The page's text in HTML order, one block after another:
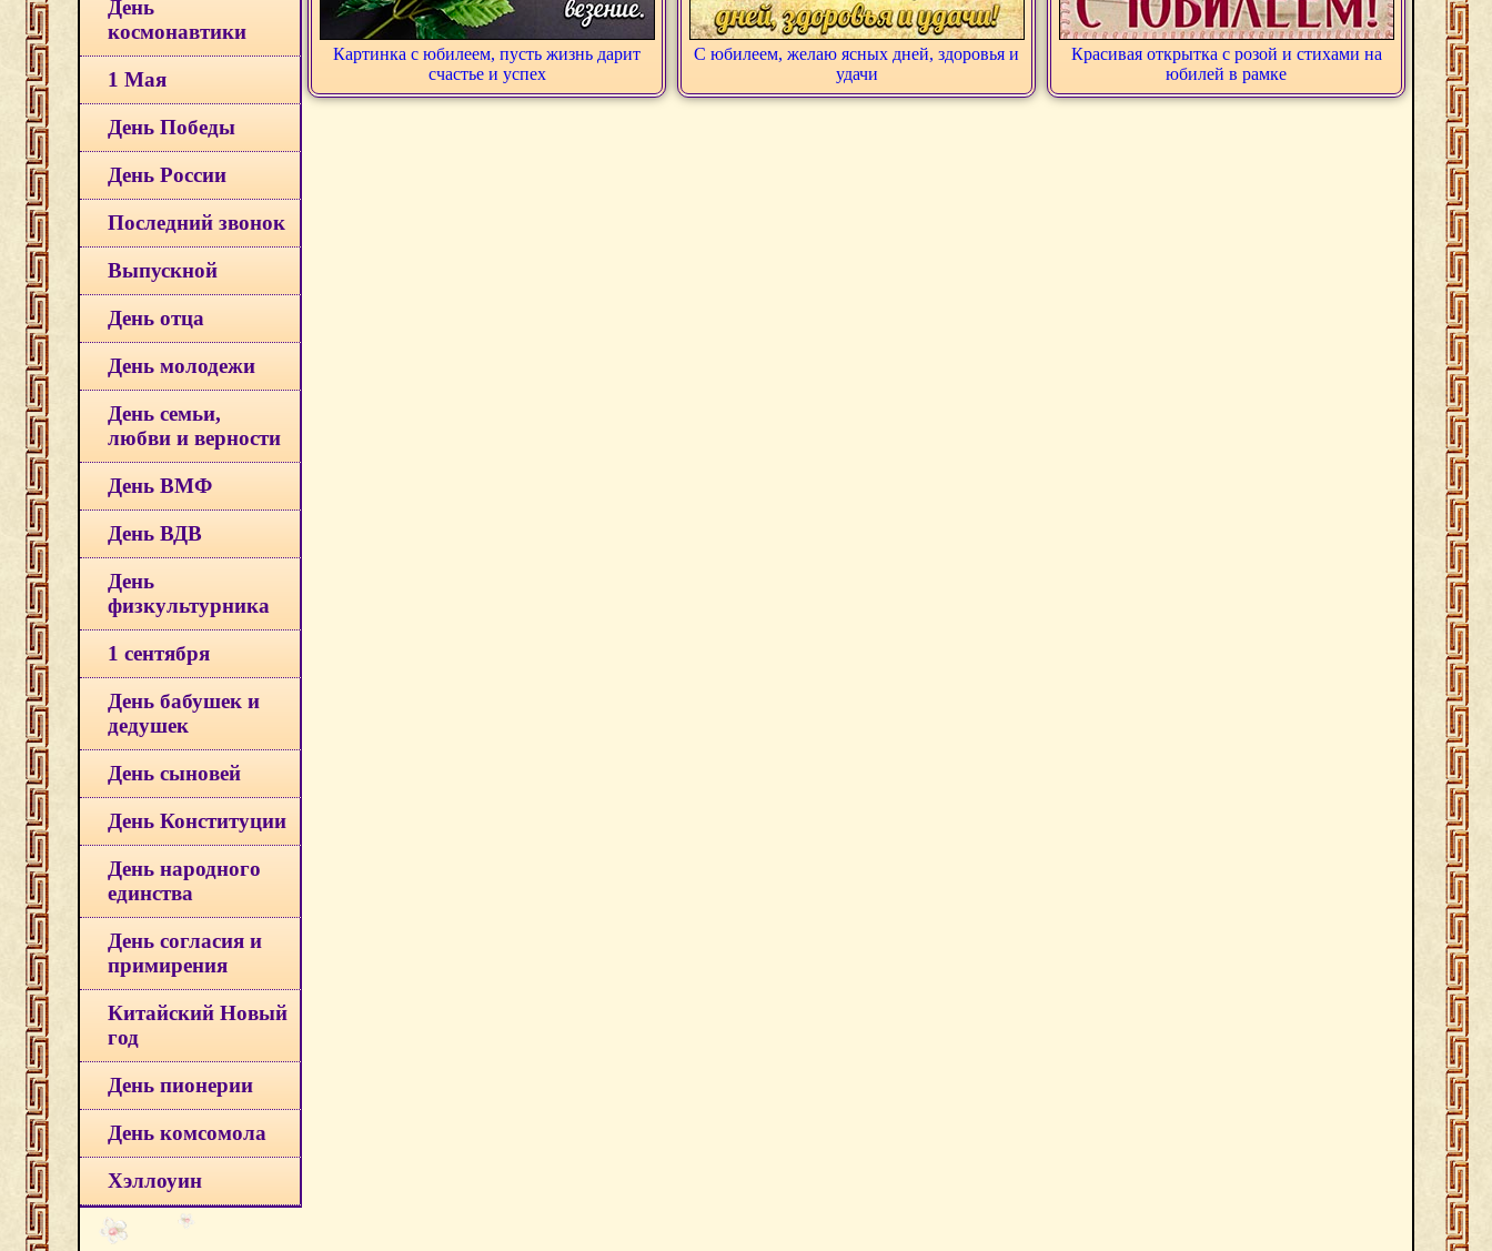
День
космонавтики
1 Мая
День Победы
День России
Последний звонок
Выпускной
День отца
День молодежи
День семьи,
любви и верности
День ВМФ
День ВДВ
День
физкультурника
1 сентября
День бабушек и
дедушек
День сыновей
День Конституции
День народного
единства
День согласия и
примирения
Китайский Новый
год
День пионерии
День комсомола
Хэллоуин
Картинка с юбилеем, пусть жизнь дарит
счастье и успех
С юбилеем, желаю ясных дней, здоровья и
удачи
Красивая открытка с розой и стихами на
юбилей в рамке